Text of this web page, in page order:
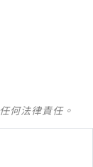
何法律責任。